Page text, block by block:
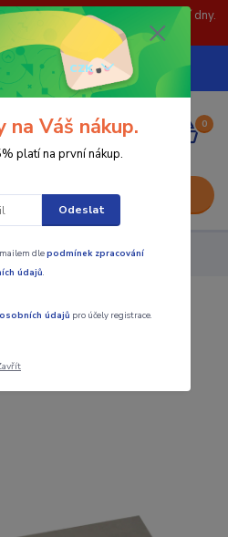
objednávky odešleme následující dny.
za pochopení.
CZK
0
0,00 Kč
MTJNR/L
Váš nákup.
platí na první nákup.
Odeslat
dlepodmínek zpracování
údajů.
údajů pro účely registrace.